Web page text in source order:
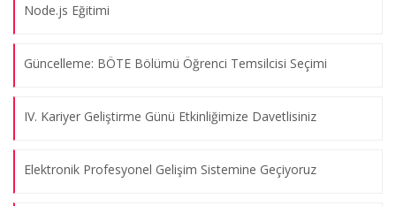
Node.js Eğitimi
Güncelleme: BÖTE Bölümü Öğrenci Temsilcisi Seçimi
IV. Kariyer Geliştirme Günü Etkinliğimize Davetlisiniz
Elektronik Profesyonel Gelişim Sistemine Geçiyoruz
08.08.2026
Maşukiye Gezisi